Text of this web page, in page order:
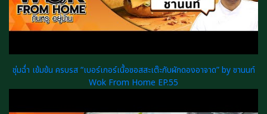
ชุ่มฉ่ำ เข้มข้น ครบรส “เบอร์เกอร์เนื้อซอสสะเต๊ะกับผักดองอาจาด” by ชานนท์
Wok From Home EP.55